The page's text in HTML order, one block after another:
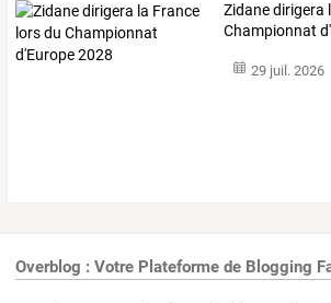
Zidane dirigera
Championnat
29 juil. 2026
Overblog : Votre Plateforme de Blogging